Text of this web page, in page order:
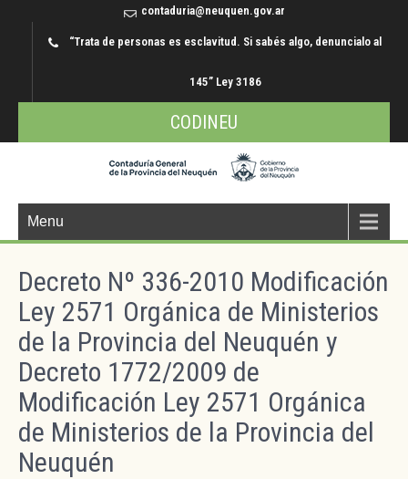
contaduria@neuquen.gov.ar
“Trata de personas es esclavitud. Si sabés algo, denuncialo al
145” Ley 3186
CODINEU
Menu
Decreto Nº 336-2010 Modificación
Ley 2571 Orgánica de Ministerios
de la Provincia del Neuquén y
Decreto 1772/2009 de
Modificación Ley 2571 Orgánica
de Ministerios de la Provincia del
Neuquén